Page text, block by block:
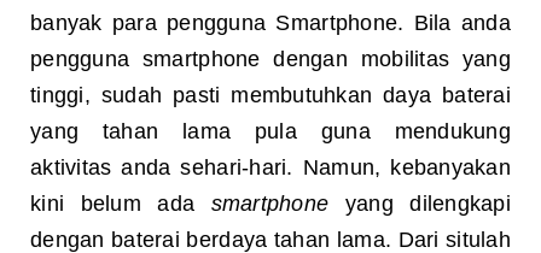
banyak para pengguna Smartphone. Bila anda
pengguna smartphone dengan mobilitas yang
tinggi, sudah pasti membutuhkan daya baterai
yang tahan lama pula guna mendukung
aktivitas anda sehari-hari. Namun, kebanyakan
kini belum ada smartphone yang dilengkapi
dengan baterai berdaya tahan lama. Dari situlah